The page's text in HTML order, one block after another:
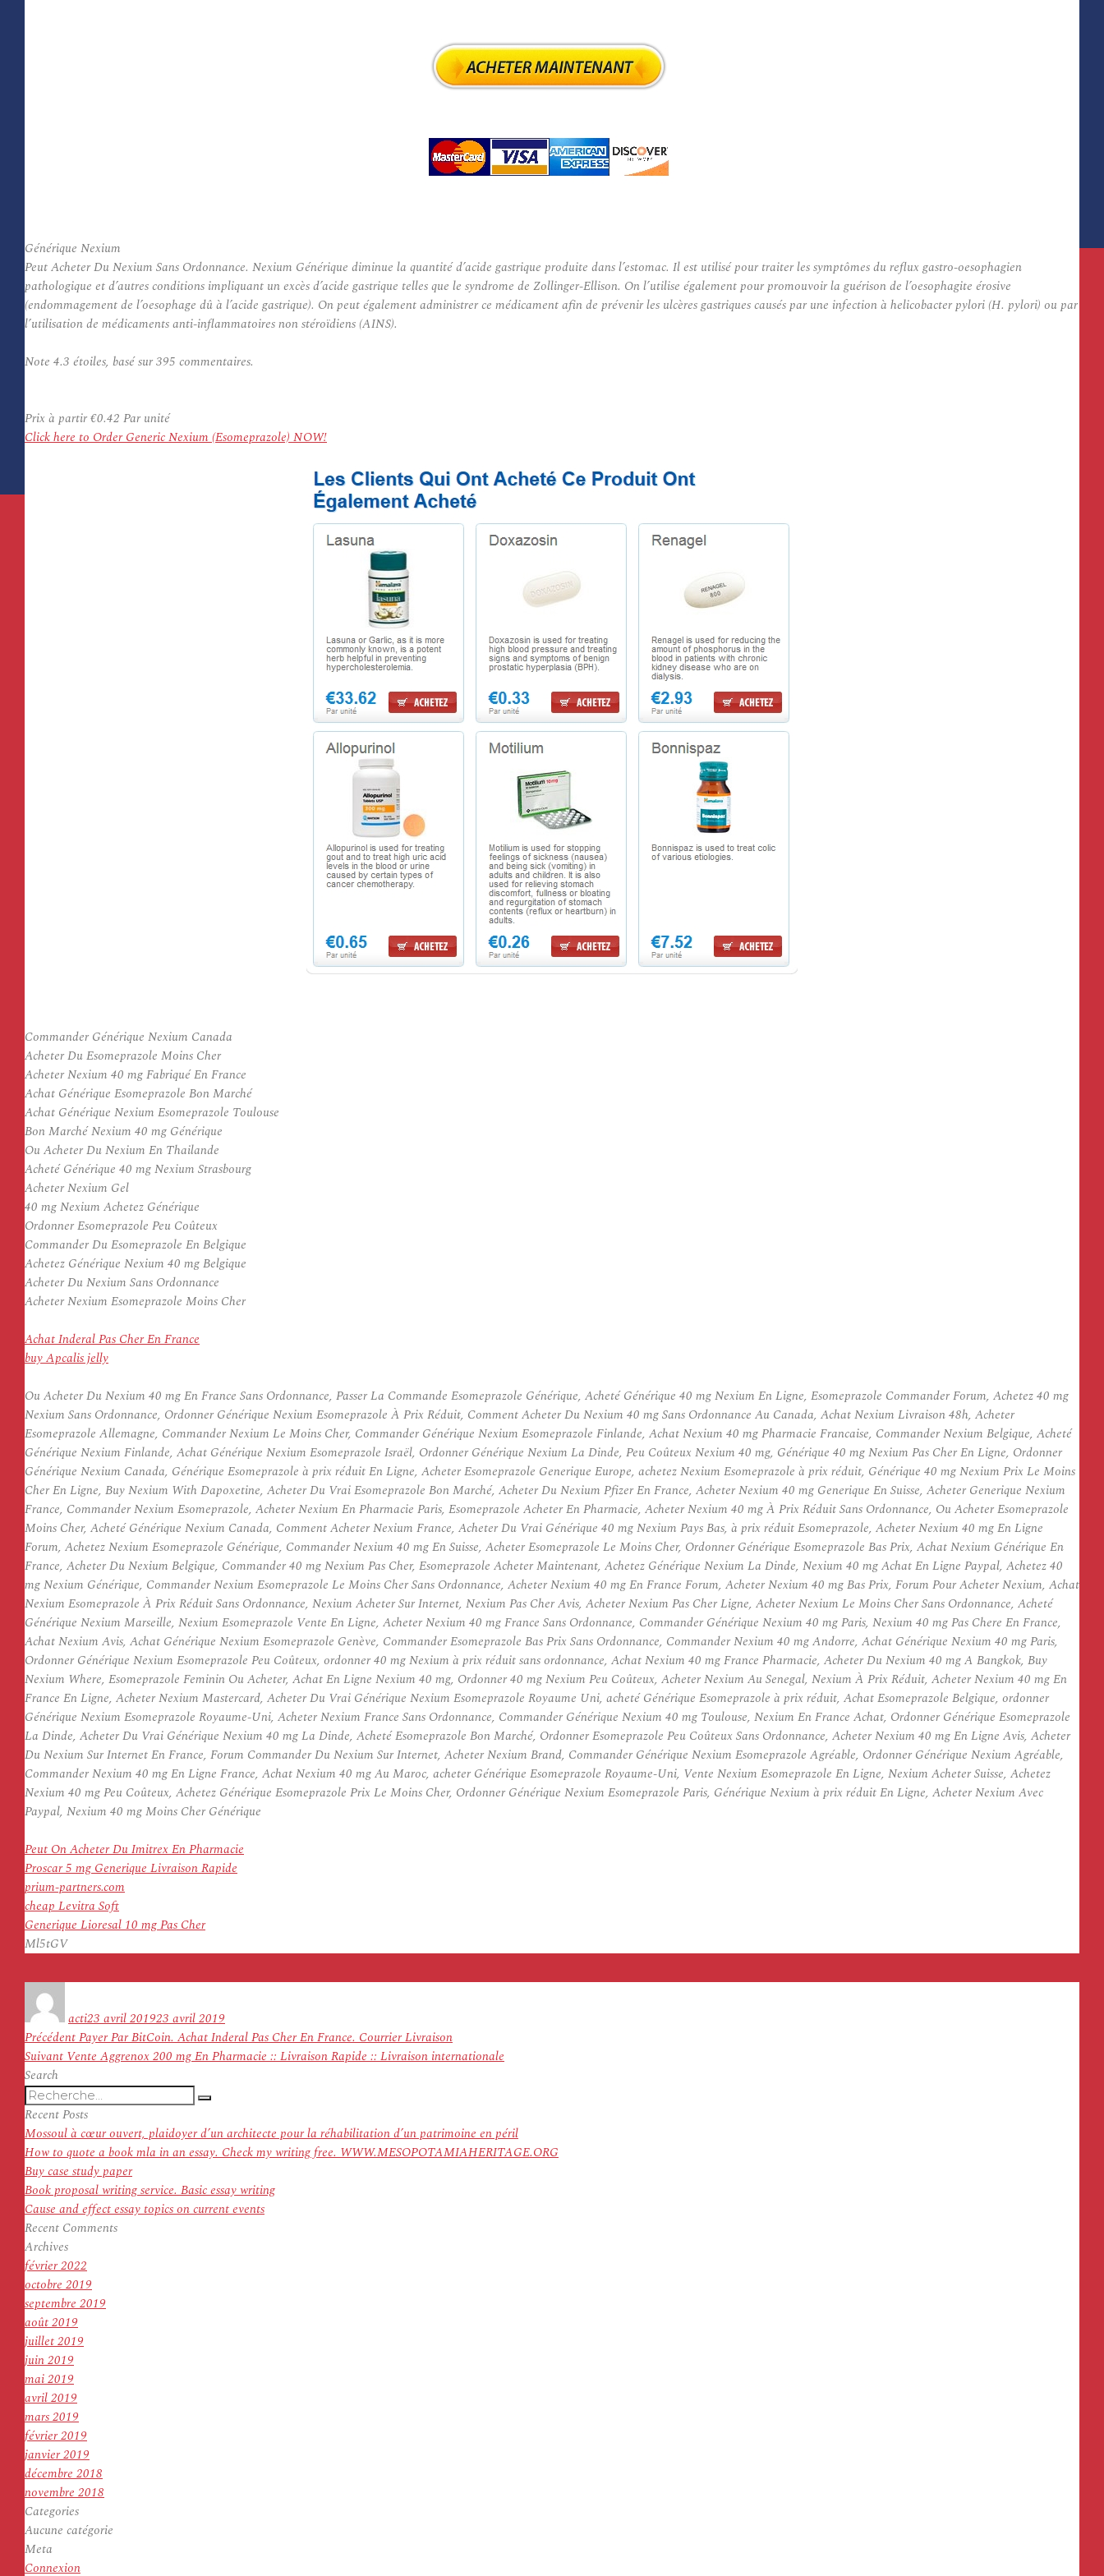
Générique Nexium
Peut Acheter Du Nexium Sans Ordonnance. Nexium Générique diminue la quantité d’acide gastrique produite dans l’estomac. Il est utilisé pour traiter les symptômes du reflux gastro-oesophagien
pathologique et d’autres conditions impliquant un excès d’acide gastrique telles que le syndrome de Zollinger-Ellison. On l’utilise également pour promouvoir la guérison de l’oesophagite érosive
(endommagement de l’oesophage dû à l’acide gastrique). On peut également administrer ce médicament afin de prévenir les ulcères gastriques causés par une infection à helicobacter pylori (H. pylori) ou par
l’utilisation de médicaments anti-inflammatoires non stéroïdiens (AINS).
Note 4.3 étoiles, basé sur395 commentaires.
Prix à partir€0.42 Par unité
Click here to Order Generic Nexium (Esomeprazole) NOW!
Commander Générique Nexium Canada
Acheter Du Esomeprazole Moins Cher
Acheter Nexium 40 mg Fabriqué En France
Achat Générique Esomeprazole Bon Marché
Achat Générique Nexium Esomeprazole Toulouse
Bon Marché Nexium 40 mg Générique
Ou Acheter Du Nexium En Thailande
Acheté Générique 40 mg Nexium Strasbourg
Acheter Nexium Gel
40 mg Nexium Achetez Générique
Ordonner Esomeprazole Peu Coûteux
Commander Du Esomeprazole En Belgique
Achetez Générique Nexium 40 mg Belgique
Acheter Du Nexium Sans Ordonnance
Acheter Nexium Esomeprazole Moins Cher
Achat Inderal Pas Cher En France
buy Apcalis jelly
Ou Acheter Du Nexium 40 mg En France Sans Ordonnance, Passer La Commande Esomeprazole Générique, Acheté Générique 40 mg Nexium En Ligne, Esomeprazole Commander Forum, Achetez 40 mg
Nexium Sans Ordonnance, Ordonner Générique Nexium Esomeprazole À Prix Réduit, Comment Acheter Du Nexium 40 mg Sans Ordonnance Au Canada, Achat Nexium Livraison 48h, Acheter
Esomeprazole Allemagne, Commander Nexium Le Moins Cher, Commander Générique Nexium Esomeprazole Finlande, Achat Nexium 40 mg Pharmacie Francaise, Commander Nexium Belgique, Acheté
Générique Nexium Finlande, Achat Générique Nexium Esomeprazole Israël, Ordonner Générique Nexium La Dinde, Peu Coûteux Nexium 40 mg, Générique 40 mg Nexium Pas Cher En Ligne, Ordonner
Générique Nexium Canada, Générique Esomeprazole à prix réduit En Ligne, Acheter Esomeprazole Generique Europe, achetez Nexium Esomeprazole à prix réduit, Générique 40 mg Nexium Prix Le Moins
Cher En Ligne, Buy Nexium With Dapoxetine, Acheter Du Vrai Esomeprazole Bon Marché, Acheter Du Nexium Pfizer En France, Acheter Nexium 40 mg Generique En Suisse, Acheter Generique Nexium
France, Commander Nexium Esomeprazole, Acheter Nexium En Pharmacie Paris, Esomeprazole Acheter En Pharmacie, Acheter Nexium 40 mg À Prix Réduit Sans Ordonnance, Ou Acheter Esomeprazole
Moins Cher, Acheté Générique Nexium Canada, Comment Acheter Nexium France, Acheter Du Vrai Générique 40 mg Nexium Pays Bas, à prix réduit Esomeprazole, Acheter Nexium 40 mg En Ligne
Forum, Achetez Nexium Esomeprazole Générique, Commander Nexium 40 mg En Suisse, Acheter Esomeprazole Le Moins Cher, Ordonner Générique Esomeprazole Bas Prix, Achat Nexium Générique En
France, Acheter Du Nexium Belgique, Commander 40 mg Nexium Pas Cher, Esomeprazole Acheter Maintenant, Achetez Générique Nexium La Dinde, Nexium 40 mg Achat En Ligne Paypal, Achetez 40
mg Nexium Générique, Commander Nexium Esomeprazole Le Moins Cher Sans Ordonnance, Acheter Nexium 40 mg En France Forum, Acheter Nexium 40 mg Bas Prix, Forum Pour Acheter Nexium, Achat
Nexium Esomeprazole À Prix Réduit Sans Ordonnance, Nexium Acheter Sur Internet, Nexium Pas Cher Avis, Acheter Nexium Pas Cher Ligne, Acheter Nexium Le Moins Cher Sans Ordonnance, Acheté
Générique Nexium Marseille, Nexium Esomeprazole Vente En Ligne, Acheter Nexium 40 mg France Sans Ordonnance, Commander Générique Nexium 40 mg Paris, Nexium 40 mg Pas Chere En France,
Achat Nexium Avis, Achat Générique Nexium Esomeprazole Genève, Commander Esomeprazole Bas Prix Sans Ordonnance, Commander Nexium 40 mg Andorre, Achat Générique Nexium 40 mg Paris,
Ordonner Générique Nexium Esomeprazole Peu Coûteux, ordonner 40 mg Nexium à prix réduit sans ordonnance, Achat Nexium 40 mg France Pharmacie, Acheter Du Nexium 40 mg A Bangkok, Buy
Nexium Where, Esomeprazole Feminin Ou Acheter, Achat En Ligne Nexium 40 mg, Ordonner 40 mg Nexium Peu Coûteux, Acheter Nexium Au Senegal, Nexium À Prix Réduit, Acheter Nexium 40 mg En
France En Ligne, Acheter Nexium Mastercard, Acheter Du Vrai Générique Nexium Esomeprazole Royaume Uni, acheté Générique Esomeprazole à prix réduit, Achat Esomeprazole Belgique, ordonner
Générique Nexium Esomeprazole Royaume-Uni, Acheter Nexium France Sans Ordonnance, Commander Générique Nexium 40 mg Toulouse, Nexium En France Achat, Ordonner Générique Esomeprazole
La Dinde, Acheter Du Vrai Générique Nexium 40 mg La Dinde, Acheté Esomeprazole Bon Marché, Ordonner Esomeprazole Peu Coûteux Sans Ordonnance, Acheter Nexium 40 mg En Ligne Avis, Acheter
Du Nexium Sur Internet En France, Forum Commander Du Nexium Sur Internet, Acheter Nexium Brand, Commander Générique Nexium Esomeprazole Agréable, Ordonner Générique Nexium Agréable,
Commander Nexium 40 mg En Ligne France, Achat Nexium 40 mg Au Maroc, acheter Générique Esomeprazole Royaume-Uni, Vente Nexium Esomeprazole En Ligne, Nexium Acheter Suisse, Achetez
Nexium 40 mg Peu Coûteux, Achetez Générique Esomeprazole Prix Le Moins Cher, Ordonner Générique Nexium Esomeprazole Paris, Générique Nexium à prix réduit En Ligne, Acheter Nexium Avec
Paypal, Nexium 40 mg Moins Cher Générique
Peut On Acheter Du Imitrex En Pharmacie
Proscar 5 mg Generique Livraison Rapide
prium-partners.com
cheap Levitra Soft
Generique Lioresal 10 mg Pas Cher
Ml5tGV
actile
23 avril 201923 avril 2019
Navigation
de
l’article
PrécédentArticle
précédent :
Payer Par BitCoin. Achat Inderal Pas Cher En France. Courrier Livraison
Suivant Article
Vente Aggrenox 200 mg En Pharmacie :: Livraison Rapide :: Livraison internationale
Search
Recherche
pour
:
Recherche
Recent Posts
Mossoul à cœur ouvert, plaidoyer d’un architecte pour la réhabilitation d’un patrimoine en péril
How to quote a book mla in an essay. Check my writing free. WWW.MESOPOTAMIAHERITAGE.ORG
Buy case study paper
Book proposal writing service. Basic essay writing
Cause and effect essay topics on current events
Recent Comments
Archives
février 2022
octobre 2019
septembre 2019
août 2019
juillet 2019
juin 2019
mai 2019
avril 2019
mars 2019
février 2019
janvier 2019
décembre 2018
novembre 2018
Categories
Aucune catégorie
Meta
Connexion